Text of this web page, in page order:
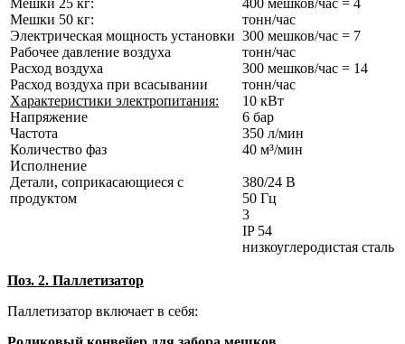
Мешки 25 кг:
Мешки 50 кг:
Электрическая мощность установки
Рабочее давление воздуха
Расход воздуха
Расход воздуха при всасывании
Характеристики электропитания:
Напряжение
Частота
Количество фаз
Исполнение
Детали, соприкасающиеся с
продуктом
400 мешков/час = 4
тонн/час
300 мешков/час = 7
тонн/час
300 мешков/час = 14
тонн/час
10 кВт
6 бар
350 л/мин
40 м³/мин
380/24 В
50 Гц
3
IP 54
низкоуглеродистая сталь
Поз. 2. Паллетизатор
Паллетизатор включает в себя: